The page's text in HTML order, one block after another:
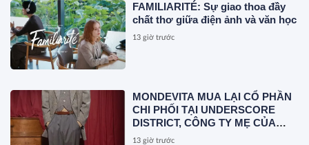
FAMILIARITÉ: Sự giao thoa đầy
chất thơ giữa điện ảnh và văn học
13 giờ trước
MONDEVITA MUA LẠI CỔ PHẦN
CHI PHỐI TẠI UNDERSCORE
DISTRICT, CÔNG TY MẸ CỦA
MAGLIANO, ĐÁNH DẤU BƯỚC
13 giờ trước